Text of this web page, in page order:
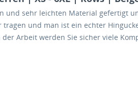
und sehr leichten Material gefertigt
und man ist ein echter
Arbeit werden Sie sicher viele